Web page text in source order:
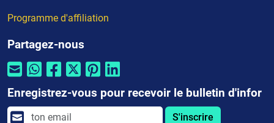
Programme d'affiliation
Partagez-nous
Enregistrez-vous pour recevoir le bulletin d'infor
S'inscrire